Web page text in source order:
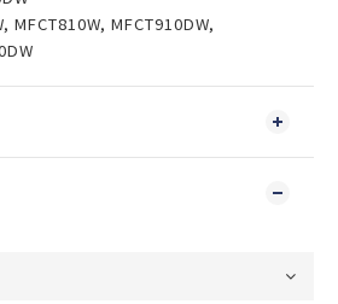
MFCT810W, MFCT910DW,